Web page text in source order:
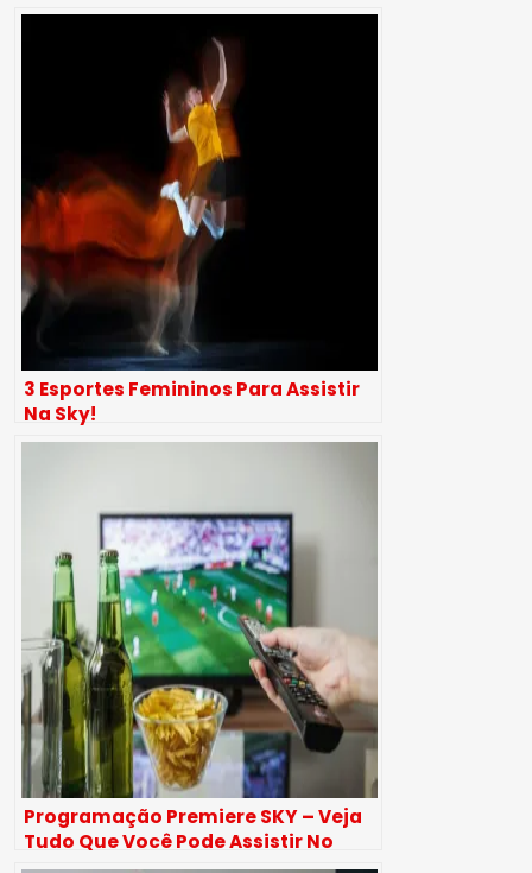
3 Esportes Femininos Para Assistir
Na Sky!
Programação Premiere SKY – Veja
Tudo Que Você Pode Assistir No
Canal!